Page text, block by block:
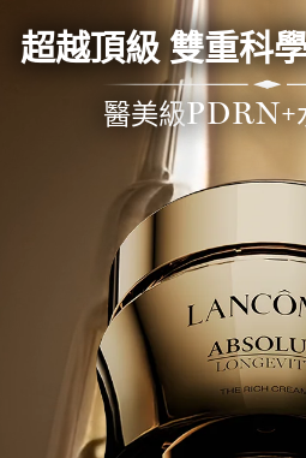
超越頂級 雙重科
醫美級PDRN+